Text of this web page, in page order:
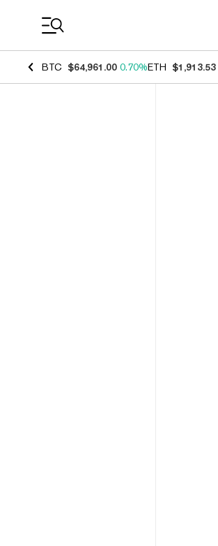
BTC $64,961.00 0.70%ETH $1,913.53